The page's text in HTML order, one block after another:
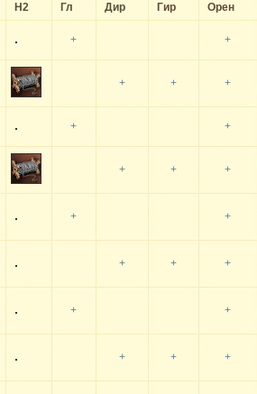
Н2 Гл Дир Гир Орен
+ +
+ + +
+ +
+ + +
+ +
+ + +
+ +
+ + +